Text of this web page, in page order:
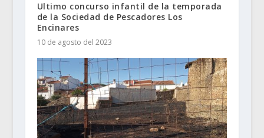
Ultimo concurso infantil de la temporada
de la Sociedad de Pescadores Los
Encinares
10 de agosto del 2023